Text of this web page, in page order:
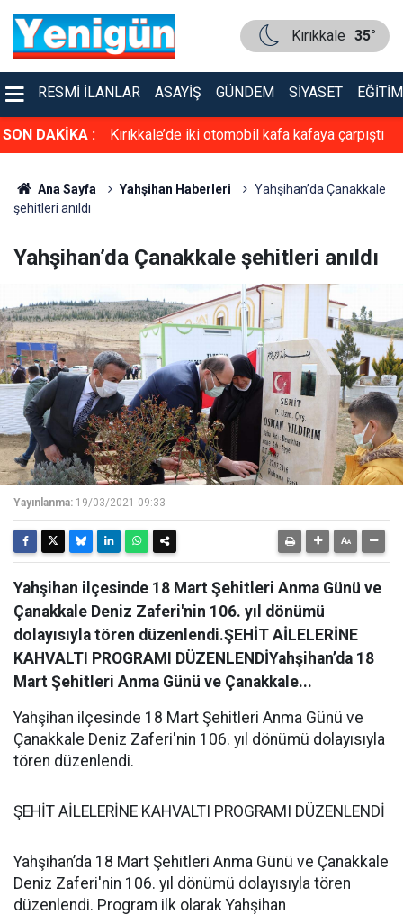
Kırıkkale 35°
RESMI İLANLAR ASAYIŞ GÜNDEM SIYASET EĞITIM
SON DAKİKA : Kırıkkale’de iki otomobil kafa kafaya çarpıştı
Ana Sayfa Yahşihan Haberleri
Yahşihan’da Çanakkale
şehitleri anıldı
Yahşihan’da Çanakkale şehitleri anıldı
Yayınlanma: 19/03/2021 09:33
Yahşihan ilçesinde 18 Mart Şehitleri Anma Günü ve
Çanakkale Deniz Zaferi'nin 106. yıl dönümü
dolayısıyla tören düzenlendi.ŞEHİT AİLELERİNE
KAHVALTI PROGRAMI DÜZENLENDİYahşihan’da 18
Mart Şehitleri Anma Günü ve Çanakkale...
Yahşihan ilçesinde 18 Mart Şehitleri Anma Günü ve
Çanakkale Deniz Zaferi'nin 106. yıl dönümü dolayısıyla
tören düzenlendi.
ŞEHİT AİLELERİNE KAHVALTI PROGRAMI DÜZENLENDİ
Yahşihan’da 18 Mart Şehitleri Anma Günü ve Çanakkale
Deniz Zaferi'nin 106. yıl dönümü dolayısıyla tören
düzenlendi. Program ilk olarak Yahşihan